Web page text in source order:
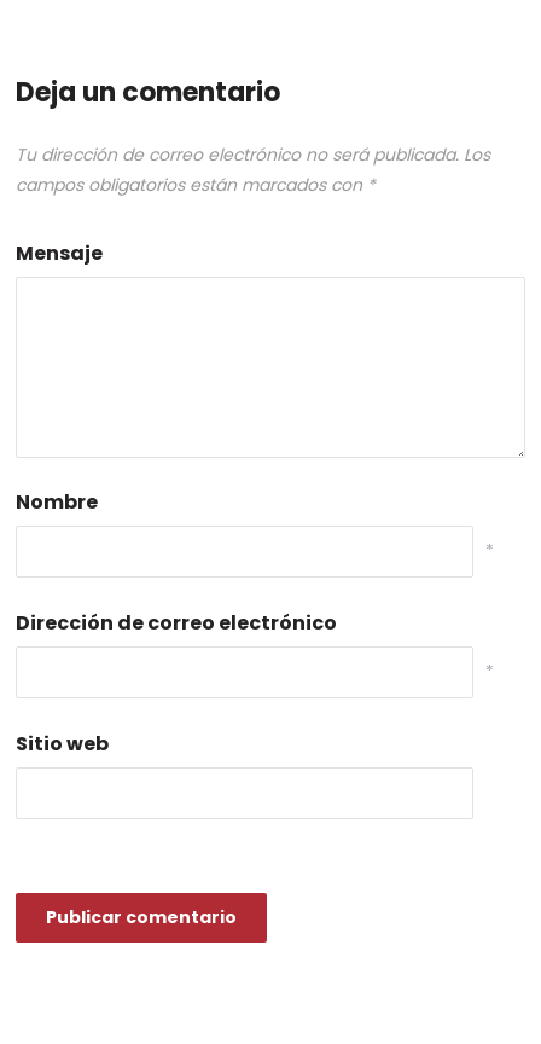
Deja un comentario
Tu dirección de correo electrónico no será publicada. Los
campos obligatorios están marcados con *
Mensaje
Nombre
*
Dirección de correo electrónico
*
Sitio web